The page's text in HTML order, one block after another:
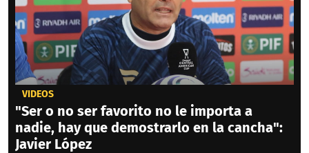
VIDEOS
"Ser o no ser favorito no le importa a
nadie, hay que demostrarlo en la cancha":
Javier López